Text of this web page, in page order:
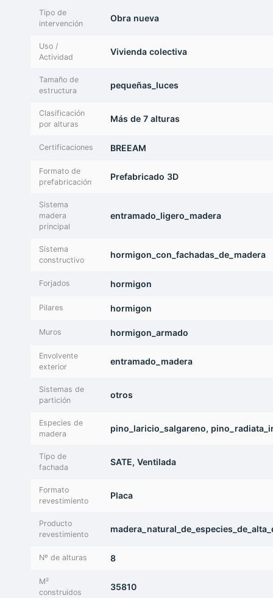
Tipo de
intervención
Obra nueva
Uso /
Actividad
Vivienda colectiva
Tamaño de
estructura
pequeñas_luces
Clasificación
por alturas
Más de 7 alturas
Certificaciones BREEAM
Formato de
prefabricación
Prefabricado 3D
Sistema
madera
principal
entramado_ligero_madera
Sistema
constructivo
hormigon_con_fachadas_de_madera
Forjados hormigon
Pilares hormigon
Muros hormigon_armado
Envolvente
exterior
entramado_madera
Sistemas de
partición
otros
Especies de
madera
pino_laricio_salgareno,
Tipo de
fachada
SATE, Ventilada
Formato
revestimiento
Placa
Producto
revestimiento
Nº de alturas 8
M²
construidos
35810